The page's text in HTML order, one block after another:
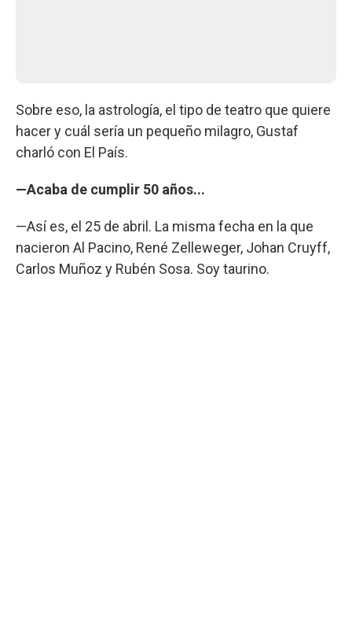
Sobre eso, la astrología, el tipo de teatro que quiere
hacer y cuál sería un pequeño milagro, Gustaf
charló con El País.
—Acaba de cumplir 50 años...
—Así es, el 25 de abril. La misma fecha en la que
nacieron Al Pacino, René Zelleweger, Johan Cruyff,
Carlos Muñoz y Rubén Sosa. Soy taurino.